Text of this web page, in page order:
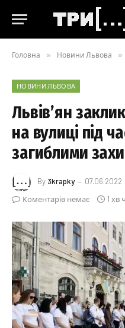
Головна » Новини Львова »
НОВИНИ ЛЬВОВА
Львів’ян
на вулиці під
загиблими
By 3krapky 07.06.2022
Коментарів немає
1 хв